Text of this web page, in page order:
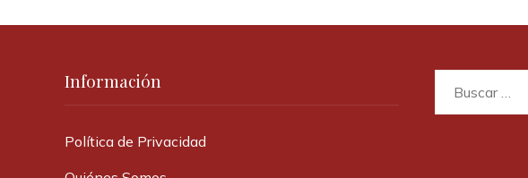
Información
Política de Privacidad